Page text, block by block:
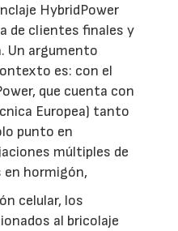
HybridPower
de clientes finales y
Un argumento
es: con el
que cuenta con
Europea) tanto
punto en
múltiples de
hormigón,
celular, los
al bricolaje